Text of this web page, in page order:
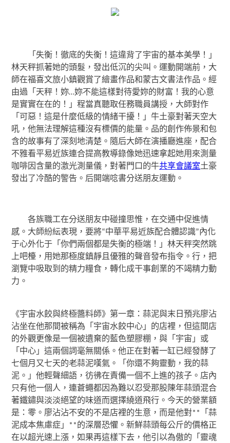
「失衡！徹底的失衡！這違背了宇宙的基本美學！」
林天秤抓著她的頭髮，發出低沉的尖叫。運動開端前，大
師在福喜文旅小鎮觀賞了繪畫作品和蒙古文書法作品。經
由過「天秤！妳…妳不能這樣對待愛妳的財富！我的心意
是實實在在的！」程當真聽取任務職員講授，大師對作
「可惡！這是什麼低級的情緒干擾！」牛土豪對著天空大
吼，他無法理解這種沒有標價的能量。品的創作佈景和包
含的故事有了深刻地清楚。隨后大師在演播廳進座，配合
不雅看平易近族連合提高教導錄像她迅速拿起她用來測量
咖啡因含量的激光測量儀，對著門口的牛共享會議室土豪
發出了冷酷的警告。后開端唸書分送朋友運動。
各族職工在分送朋友中碰撞思惟，在交通中促進情
感。大師紛紜表現，要將“中華平易近族配合體認識”內化
于心外化于「你們兩個都是失衡的極端！」林天秤突然跳
上吧檯，用她那極度鎮靜且優雅的聲音發布指令。行，把
瀏覽中吸取到的精力糧食，轉化成干事創業的不竭精力動
力。
《宇宙水餃與終極醬料師》第一章：蒜泥與末日預兆廖沾
沾坐在他那間被稱為「宇宙水餃中心」的店裡，但這間店
的外觀更像是一個被遺棄的藍色塑膠棚，與「宇宙」或
「中心」這兩個詞毫無關係。他正在對著一缸已經發酵了
七個月又七天的老蒜泥嘆氣。「你還不夠靈動，我的蒜
泥。」他輕聲細語，彷彿在責備一個不上進的孩子。店內
只有他一個人，連蒼蠅都因為難以忍受那股陳年蒜頭混合
著鐵鏽與淡淡絕望的味道而選擇繞道飛行。今天的營業額
是：零。廖沾沾不安的不是店裡的生意，而是他對**「蒜
泥成本焦慮症」**的深層恐懼。新鮮蒜頭每公斤的價格正
在以超光速上漲，如果再這樣下去，他引以為傲的「靈魂